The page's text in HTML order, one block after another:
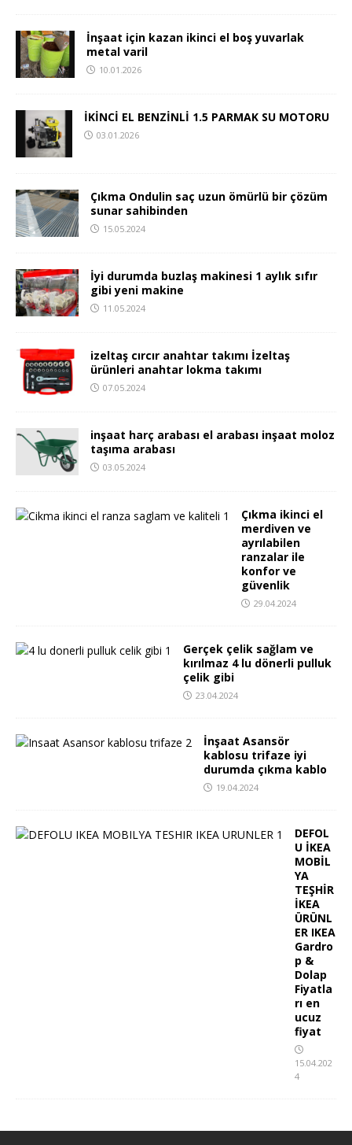
İnşaat için kazan ikinci el boş yuvarlak
metal varil
10.01.2026
İKİNCİ EL BENZİNLİ 1.5 PARMAK SU MOTORU
03.01.2026
Çıkma Ondulin saç uzun ömürlü bir çözüm
sunar sahibinden
15.05.2024
İyi durumda buzlaş makinesi 1 aylık sıfır
gibi yeni makine
11.05.2024
izeltaş cırcır anahtar takımı İzeltaş
ürünleri anahtar lokma takımı
07.05.2024
inşaat harç arabası el arabası inşaat moloz
taşıma arabası
03.05.2024
Çıkma ikinci el
merdiven ve
ayrılabilen
ranzalar ile
konfor ve
güvenlik
29.04.2024
Gerçek çelik sağlam ve
kırılmaz 4 lu dönerli pulluk
çelik gibi
23.04.2024
İnşaat Asansör
kablosu trifaze iyi
durumda çıkma kablo
19.04.2024
DEFOL
U İKEA
MOBİL
YA
TEŞHİR
İKEA
ÜRÜNL
ER IKEA
Gardro
p &
Dolap
Fiyatla
rı en
ucuz
fiyat
15.04.202
4